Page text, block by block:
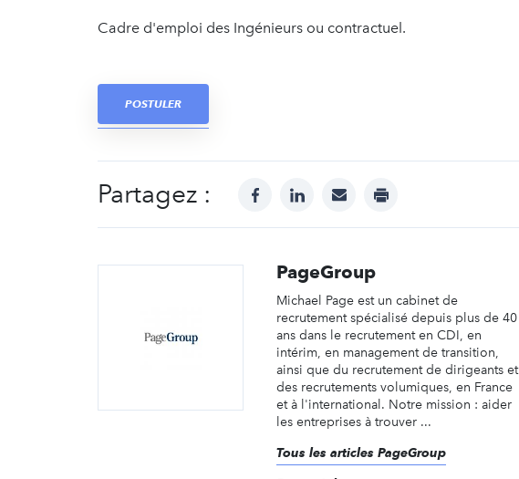
Cadre d'emploi des Ingénieurs ou contractuel.
POSTULER
Partagez : facebooklinkedinmail print
PageGroup
Michael Page est un cabinet de
recrutement spécialisé depuis plus de 40
ans dans le recrutement en CDI, en
intérim, en management de transition,
ainsi que du recrutement de dirigeants et
des recrutements volumiques, en France
et à l'international. Notre mission : aider
les entreprises à trouver ...
Tous les articles PageGroup